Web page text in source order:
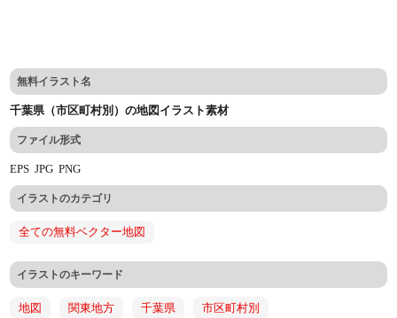
無料イラスト名
千葉県（市区町村別）の地図イラスト素材
ファイル形式
EPSJPGPNG
イラストのカテゴリ
全ての無料ベクター地図
イラストのキーワード
地図 関東地方 千葉県 市区町村別